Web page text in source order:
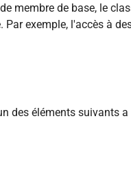
membre de base, le
exemple, l'accès à
des éléments suivants